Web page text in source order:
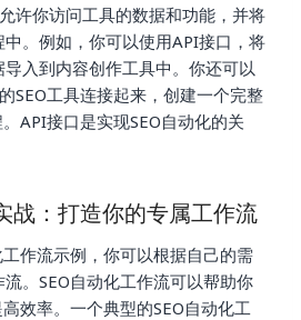
许你访问工具的数据和功能，并将
。例如，你可以使用API接口，将
入到内容创作工具中。你还可以
SEO工具连接起来，创建一个完整
API接口是实现SEO自动化的关
战：打造你的专属工作流
作流示例，你可以根据自己的需
。SEO自动化工作流可以帮助你
效率。一个典型的SEO自动化工